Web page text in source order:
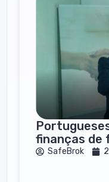
finanças de
SafeBrok